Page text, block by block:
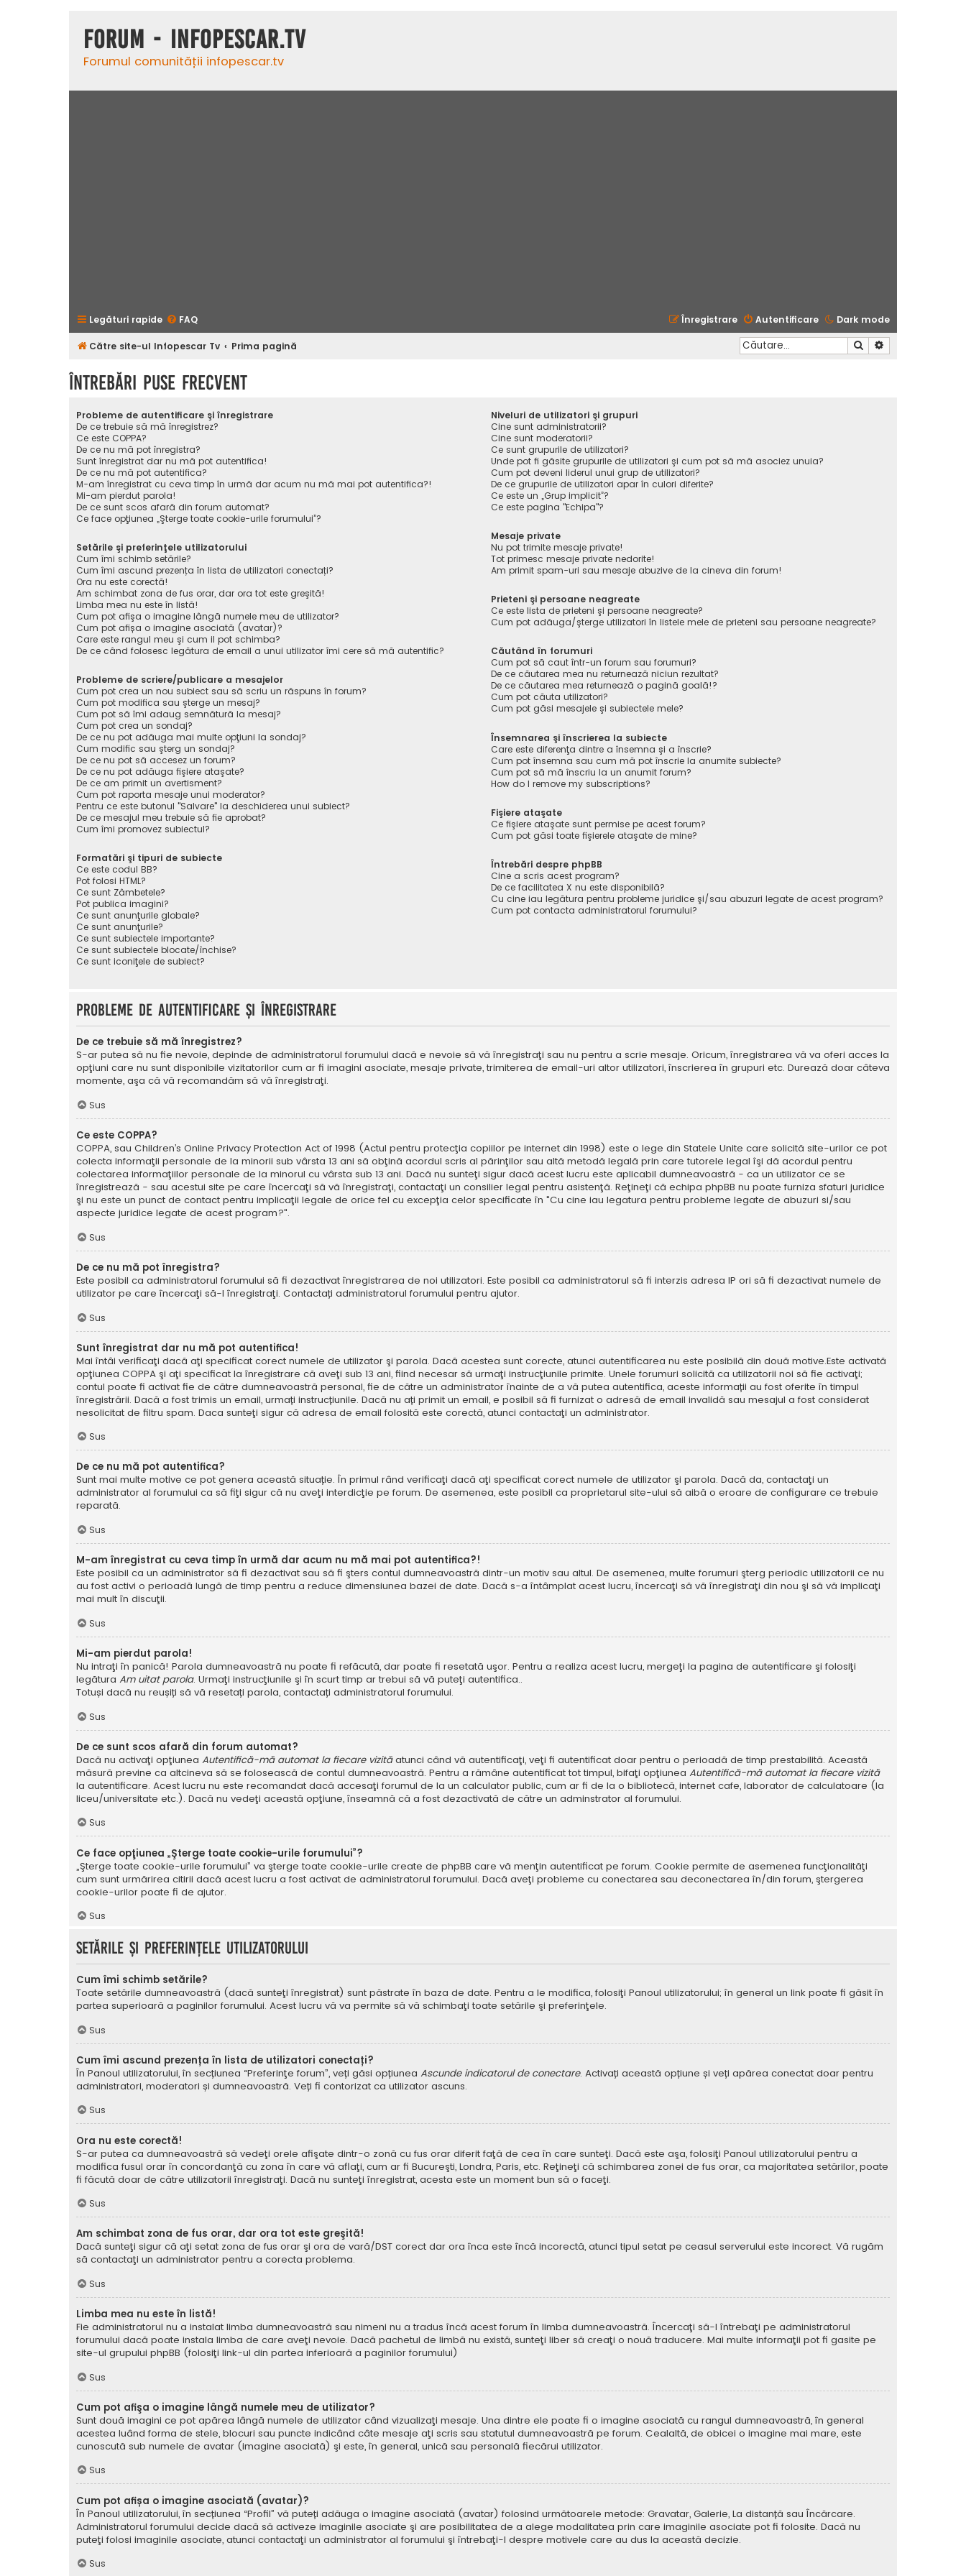
Forum - InfoPescar.Tv
Forumul comunității infopescar.tv
Legături rapide Dark mode
FAQ Autentificare
Înregistrare
Către site-ul Infopescar Tv Prima pagină Căutare
Întrebări puse frecvent
Probleme de autentificare şi înregistrare
De ce trebuie să mă înregistrez?
Ce este COPPA?
De ce nu mă pot înregistra?
Sunt înregistrat dar nu mă pot autentifica!
De ce nu mă pot autentifica?
M-am înregistrat cu ceva timp în urmă dar acum nu mă mai pot autentifica?!
Mi-am pierdut parola!
De ce sunt scos afară din forum automat?
Ce face opţiunea „Şterge toate cookie-urile forumului”?
Setările şi preferinţele utilizatorului
Cum îmi schimb setările?
Cum îmi ascund prezența în lista de utilizatori conectați?
Ora nu este corectă!
Am schimbat zona de fus orar, dar ora tot este greşită!
Limba mea nu este în listă!
Cum pot afişa o imagine lângă numele meu de utilizator?
Cum pot afișa o imagine asociată (avatar)?
Care este rangul meu şi cum il pot schimba?
De ce când folosesc legătura de email a unui utilizator îmi cere să mă autentific?
Probleme de scriere/publicare a mesajelor
Cum pot crea un nou subiect sau să scriu un răspuns în forum?
Cum pot modifica sau şterge un mesaj?
Cum pot să îmi adaug semnătură la mesaj?
Cum pot crea un sondaj?
De ce nu pot adăuga mai multe opţiuni la sondaj?
Cum modific sau şterg un sondaj?
De ce nu pot să accesez un forum?
De ce nu pot adăuga fişiere ataşate?
De ce am primit un avertisment?
Cum pot raporta mesaje unui moderator?
Pentru ce este butonul "Salvare" la deschiderea unui subiect?
De ce mesajul meu trebuie să fie aprobat?
Cum îmi promovez subiectul?
Formatări şi tipuri de subiecte
Ce este codul BB?
Pot folosi HTML?
Ce sunt Zâmbetele?
Pot publica imagini?
Ce sunt anunţurile globale?
Ce sunt anunţurile?
Ce sunt subiectele importante?
Ce sunt subiectele blocate/închise?
Ce sunt iconiţele de subiect?
Niveluri de utilizatori şi grupuri
Cine sunt administratorii?
Cine sunt moderatorii?
Ce sunt grupurile de utilizatori?
Unde pot fi găsite grupurile de utilizatori şi cum pot să mă asociez unuia?
Cum pot deveni liderul unui grup de utilizatori?
De ce grupurile de utilizatori apar în culori diferite?
Ce este un „Grup implicit”?
Ce este pagina "Echipa"?
Mesaje private
Nu pot trimite mesaje private!
Tot primesc mesaje private nedorite!
Am primit spam-uri sau mesaje abuzive de la cineva din forum!
Prieteni şi persoane neagreate
Ce este lista de prieteni şi persoane neagreate?
Cum pot adăuga/şterge utilizatori în listele mele de prieteni sau persoane neagreate?
Căutând în forumuri
Cum pot să caut într-un forum sau forumuri?
De ce căutarea mea nu returnează niciun rezultat?
De ce căutarea mea returnează o pagină goală!?
Cum pot căuta utilizatori?
Cum pot găsi mesajele şi subiectele mele?
Însemnarea şi înscrierea la subiecte
Care este diferenţa dintre a însemna şi a înscrie?
Cum pot însemna sau cum mă pot înscrie la anumite subiecte?
Cum pot să mă înscriu la un anumit forum?
How do I remove my subscriptions?
Fişiere ataşate
Ce fişiere ataşate sunt permise pe acest forum?
Cum pot găsi toate fişierele ataşate de mine?
Întrebări despre phpBB
Cine a scris acest program?
De ce facilitatea X nu este disponibilă?
Cu cine iau legătura pentru probleme juridice şi/sau abuzuri legate de acest program?
Cum pot contacta administratorul forumului?
Probleme de autentificare şi înregistrare
De ce trebuie să mă înregistrez?
S-ar putea să nu fie nevoie, depinde de administratorul forumului dacă e nevoie să vă înregistraţi sau nu pentru a scrie mesaje. Oricum, înregistrarea vă va oferi acces la
opţiuni care nu sunt disponibile vizitatorilor cum ar fi imagini asociate, mesaje private, trimiterea de email-uri altor utilizatori, înscrierea în grupuri etc. Durează doar câteva
momente, aşa că vă recomandăm să vă înregistraţi.
Sus
Ce este COPPA?
COPPA, sau Children’s Online Privacy Protection Act of 1998 (Actul pentru protecţia copiilor pe internet din 1998) este o lege din Statele Unite care solicită site-urilor ce pot
colecta informaţii personale de la minorii sub vârsta 13 ani să obţină acordul scris al părinţilor sau altă metodă legală prin care tutorele legal îşi dă acordul pentru
colectarea informaţiilor personale de la minorul cu vârsta sub 13 ani. Dacă nu sunteţi sigur dacă acest lucru este aplicabil dumneavoastră - ca un utilizator ce se
înregistrează - sau acestui site pe care încercaţi să vă înregistraţi, contactaţi un consilier legal pentru asistenţă. Reţineţi că echipa phpBB nu poate furniza sfaturi juridice
şi nu este un punct de contact pentru implicaţii legale de orice fel cu excepţia celor specificate în "Cu cine iau legatura pentru probleme legate de abuzuri si/sau
aspecte juridice legate de acest program?".
Sus
De ce nu mă pot înregistra?
Este posibil ca administratorul forumului să fi dezactivat înregistrarea de noi utilizatori. Este posibil ca administratorul să fi interzis adresa IP ori să fi dezactivat numele de
utilizator pe care încercaţi să-l înregistraţi. Contactați administratorul forumului pentru ajutor.
Sus
Sunt înregistrat dar nu mă pot autentifica!
Mai întâi verificaţi dacă aţi specificat corect numele de utilizator şi parola. Dacă acestea sunt corecte, atunci autentificarea nu este posibilă din două motive.Este activată
opţiunea COPPA şi aţi specificat la înregistrare că aveţi sub 13 ani, fiind necesar să urmaţi instrucţiunile primite. Unele forumuri solicită ca utilizatorii noi să fie activaţi;
contul poate fi activat fie de către dumneavoastră personal, fie de către un administrator înainte de a vă putea autentifica, aceste informații au fost oferite în timpul
înregistrării. Dacă a fost trimis un email, urmați instrucțiunile. Dacă nu ați primit un email, e posibil să fi furnizat o adresă de email invalidă sau mesajul a fost considerat
nesolicitat de filtru spam. Daca sunteţi sigur că adresa de email folosită este corectă, atunci contactaţi un administrator.
Sus
De ce nu mă pot autentifica?
Sunt mai multe motive ce pot genera această situație. În primul rând verificaţi dacă aţi specificat corect numele de utilizator şi parola. Dacă da, contactaţi un
administrator al forumului ca să fiţi sigur că nu aveţi interdicţie pe forum. De asemenea, este posibil ca proprietarul site-ului să aibă o eroare de configurare ce trebuie
reparată.
Sus
M-am înregistrat cu ceva timp în urmă dar acum nu mă mai pot autentifica?!
Este posibil ca un administrator să fi dezactivat sau să fi şters contul dumneavoastră dintr-un motiv sau altul. De asemenea, multe forumuri şterg periodic utilizatorii ce nu
au fost activi o perioadă lungă de timp pentru a reduce dimensiunea bazei de date. Dacă s-a întâmplat acest lucru, încercaţi să vă înregistraţi din nou şi să vă implicaţi
mai mult în discuţii.
Sus
Mi-am pierdut parola!
Nu intraţi în panică! Parola dumneavoastră nu poate fi refăcută, dar poate fi resetată uşor. Pentru a realiza acest lucru, mergeţi la pagina de autentificare şi folosiţi
legătura Am uitat parola. Urmaţi instrucţiunile şi în scurt timp ar trebui să vă puteţi autentifica..
Totuși dacă nu reușiți să vă resetați parola, contactați administratorul forumului.
Sus
De ce sunt scos afară din forum automat?
Dacă nu activaţi opţiunea Autentifică-mă automat la fiecare vizităatunci când vă autentificaţi, veţi fi autentificat doar pentru o perioadă de timp prestabilită. Această
măsură previne ca altcineva să se folosească de contul dumneavoastră. Pentru a rămâne autentificat tot timpul, bifaţi opţiunea Autentifică-mă automat la fiecare vizită
la autentificare. Acest lucru nu este recomandat dacă accesaţi forumul de la un calculator public, cum ar fi de la o bibliotecă, internet cafe, laborator de calculatoare (la
liceu/universitate etc.). Dacă nu vedeţi această opţiune, înseamnă că a fost dezactivată de către un adminstrator al forumului.
Sus
Ce face opţiunea „Şterge toate cookie-urile forumului”?
„Şterge toate cookie-urile forumului” va şterge toate cookie-urile create de phpBB care vă menţin autentificat pe forum. Cookie permite de asemenea funcţionalităţi
cum sunt urmărirea citirii dacă acest lucru a fost activat de administratorul forumului. Dacă aveţi probleme cu conectarea sau deconectarea în/din forum, ştergerea
cookie-urilor poate fi de ajutor.
Sus
Setările şi preferinţele utilizatorului
Cum îmi schimb setările?
Toate setările dumneavoastră (dacă sunteţi înregistrat) sunt păstrate în baza de date. Pentru a le modifica, folosiţi Panoul utilizatorului; în general un link poate fi găsit în
partea superioară a paginilor forumului. Acest lucru vă va permite să vă schimbaţi toate setările şi preferinţele.
Sus
Cum îmi ascund prezența în lista de utilizatori conectați?
În Panoul utilizatorului, în secțiunea “Preferinţe forum”, veți găsi opțiunea Ascunde indicatorul de conectare. Activați această opțiune și veți apărea conectat doar pentru
administratori, moderatori și dumneavoastră. Veți fi contorizat ca utilizator ascuns.
Sus
Ora nu este corectă!
S-ar putea ca dumneavoastră să vedeţi orele afişate dintr-o zonă cu fus orar diferit faţă de cea în care sunteţi. Dacă este aşa, folosiţi Panoul utilizatorului pentru a
modifica fusul orar în concordanţă cu zona în care vă aflaţi, cum ar fi Bucureşti, Londra, Paris, etc. Reţineţi că schimbarea zonei de fus orar, ca majoritatea setărilor, poate
fi făcută doar de către utilizatorii înregistraţi. Dacă nu sunteţi înregistrat, acesta este un moment bun să o faceţi.
Sus
Am schimbat zona de fus orar, dar ora tot este greşită!
Dacă sunteţi sigur că aţi setat zona de fus orar şi ora de vară/DST corect dar ora înca este încă incorectă, atunci tipul setat pe ceasul serverului este incorect. Vă rugăm
să contactaţi un administrator pentru a corecta problema.
Sus
Limba mea nu este în listă!
Fie administratorul nu a instalat limba dumneavoastră sau nimeni nu a tradus încă acest forum în limba dumneavoastră. Încercaţi să-l întrebaţi pe administratorul
forumului dacă poate instala limba de care aveţi nevoie. Dacă pachetul de limbă nu există, sunteţi liber să creaţi o nouă traducere. Mai multe informaţii pot fi gasite pe
site-ul grupului phpBB (folosiţi link-ul din partea inferioară a paginilor forumului)
Sus
Cum pot afişa o imagine lângă numele meu de utilizator?
Sunt două imagini ce pot apărea lângă numele de utilizator când vizualizaţi mesaje. Una dintre ele poate fi o imagine asociată cu rangul dumneavoastră, în general
acestea luând forma de stele, blocuri sau puncte indicând câte mesaje aţi scris sau statutul dumneavoastră pe forum. Cealaltă, de obicei o imagine mai mare, este
cunoscută sub numele de avatar (imagine asociată) şi este, în general, unică sau personală fiecărui utilizator.
Sus
Cum pot afișa o imagine asociată (avatar)?
În Panoul utilizatorului, în secțiunea “Profil” vă puteți adăuga o imagine asociată (avatar) folosind următoarele metode: Gravatar, Galerie, La distanță sau Încărcare.
Administratorul forumului decide dacă să activeze imaginile asociate şi are posibilitatea de a alege modalitatea prin care imaginile asociate pot fi folosite. Dacă nu
puteţi folosi imaginile asociate, atunci contactaţi un administrator al forumului şi întrebaţi-l despre motivele care au dus la această decizie.
Sus